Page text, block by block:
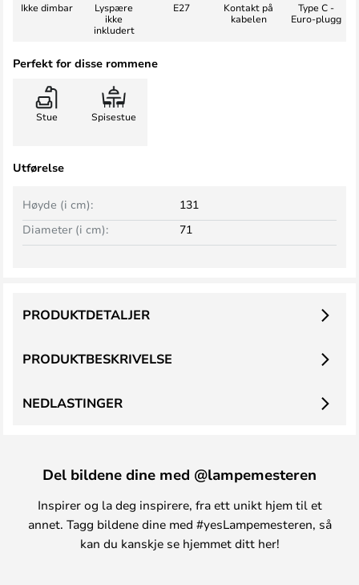
Ikke dimbar
Lyspære
ikke
inkludert
E27
Kontakt på
kabelen
Type C -
Euro-plugg
Perfekt for disse rommene
Stue Spisestue
Utførelse
Høyde (i cm):
131
Diameter (i cm):
71
PRODUKTBESKRIVELSE
PRODUKTDETALJER
NEDLASTINGER
Del bildene dine med @lampemesteren
Inspirer og la deg inspirere, fra ett unikt hjem til et
annet. Tagg bildene dine med #yesLampemesteren, så
kan du kanskje se hjemmet ditt her!